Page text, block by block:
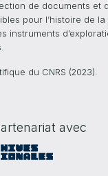
de documents et
pour l’histoire de la
instruments
du CNRS (2023).
avec